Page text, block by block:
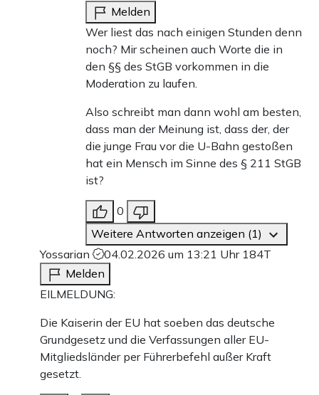
Melden
Wer liest das nach einigen Stunden denn
noch? Mir scheinen auch Worte die in
den §§ des StGB vorkommen in die
Moderation zu laufen.
Also schreibt man dann wohl am besten,
dass man der Meinung ist, dass der, der
die junge Frau vor die U-Bahn gestoßen
hat ein Mensch im Sinne des § 211 StGB
ist?
0
Weitere Antworten anzeigen (1)
Yossarian
04.02.2026 um 13:21 Uhr 184T
Melden
EILMELDUNG:
Die Kaiserin der EU hat soeben das deutsche
Grundgesetz und die Verfassungen aller EU-
Mitgliedsländer per Führerbefehl außer Kraft
gesetzt.